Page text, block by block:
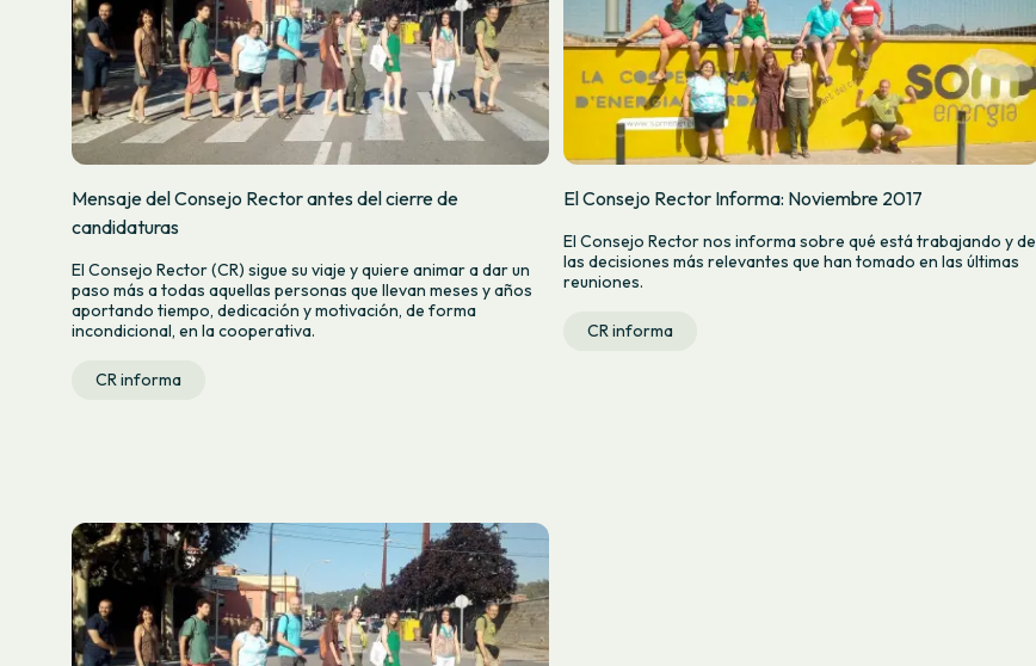
Mensaje del Consejo Rector antes del cierre de
candidaturas
El Consejo Rector (CR) sigue su viaje y quiere animar a dar un
paso más a todas aquellas personas que llevan meses y años
aportando tiempo, dedicación y motivación, de forma
incondicional, en la cooperativa.
CR informa
El Consejo Rector Informa: Noviembre 2017
El Consejo Rector nos informa sobre qué está trabajando y de
las decisiones más relevantes que han tomado en las últimas
reuniones.
CR informa